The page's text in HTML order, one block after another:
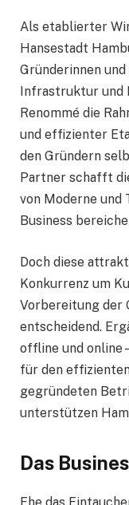
Als etablierter
Hansestadt
Gründerinnen
Infrastruktur und
Renommé die
und effizienter
den Gründern
Partner schafft
von Moderne und
Business
Doch diese
Konkurrenz um
Vorbereitung der
entscheidend.
offline und online
für den
gegründeten
unterstützen
Das